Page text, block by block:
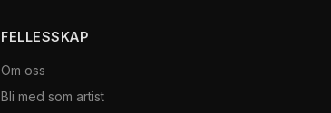
FELLESSKAP
Om oss
Bli med som artist